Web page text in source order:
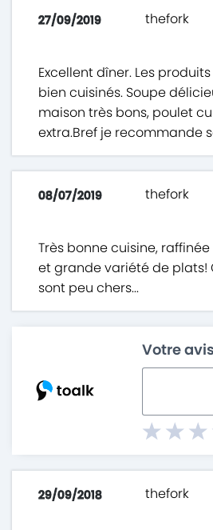
27/09/2019 thefork
Excellent dîner. Les
bien cuisinés. Soupe
maison très bons, poulet
extra.Bref je recommande
08/07/2019 thefork
Très bonne cuisine,
et grande variété de plats!
sont peu chers...
Votre
29/09/2018 thefork